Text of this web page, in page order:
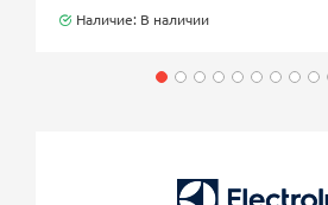
Наличие: В наличии